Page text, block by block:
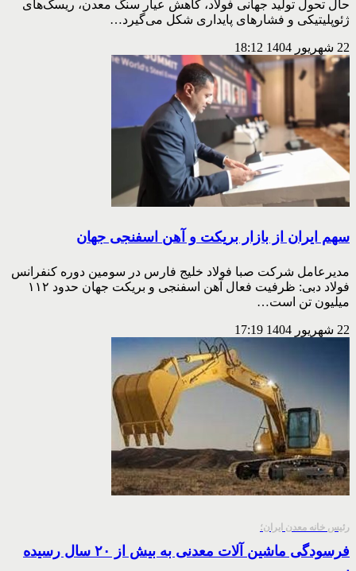
حال تحول تولید جهانی فولاد، کاهش عیار سنگ معدن، ریسک‌های
ژئوپلیتیکی و فشارهای پایداری شکل می‌گیرد…
22 شهریور 1404 18:12
سهم ایران از بازار بریکت و آهن اسفنجی جهان
مدیرعامل شرکت صبا فولاد خلیج فارس در سومین دوره کنفرانس
فولاد دبی: ظرفیت فعال آهن اسفنجی و بریکت جهان حدود ۱۱۲
میلیون تن است…
22 شهریور 1404 17:19
رئیس خانه معدن ایران؛
فرسودگی ماشین آلات معدنی به بیش از ۲۰ سال رسیده